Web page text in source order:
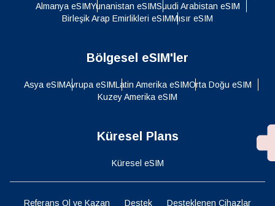
Almanya eSIMYunanistan eSIMSuudi Arabistan eSIM
Birleşik Arap Emirlikleri eSIMMısır eSIM
Bölgesel eSIM'ler
Asya eSIMAvrupa eSIMLatin Amerika eSIMOrta Doğu eSIM
Kuzey Amerika eSIM
Küresel Plans
Küresel eSIM
Referans Ol ve Kazan Destek Desteklenen Cihazlar